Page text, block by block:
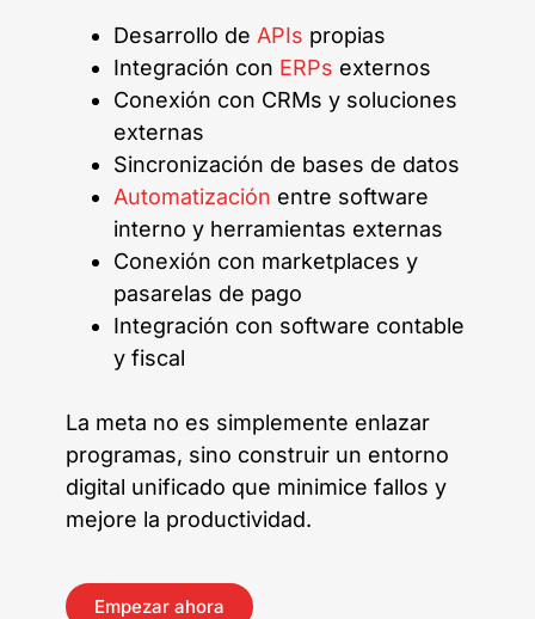
Desarrollo de APIs propias
Integración con ERPs externos
Conexión con CRMs y soluciones
externas
Sincronización de bases de datos
Automatización entre software
interno y herramientas externas
Conexión con marketplaces y
pasarelas de pago
Integración con software contable
y fiscal
La meta no es simplemente enlazar
programas, sino construir un entorno
digital unificado que minimice fallos y
mejore la productividad.
Empezar ahora